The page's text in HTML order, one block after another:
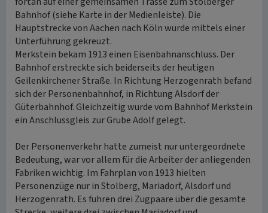
Bahnhof (siehe Karte in der Medienleiste). Die
Hauptstrecke von Aachen nach Köln wurde mittels einer
Unterführung gekreuzt.
Merkstein bekam 1913 einen Eisenbahnanschluss. Der
Bahnhof erstreckte sich beiderseits der heutigen
Geilenkirchener Straße. In Richtung Herzogenrath befand
sich der Personenbahnhof, in Richtung Alsdorf der
Güterbahnhof. Gleichzeitig wurde vom Bahnhof Merkstein
ein Anschlussgleis zur Grube Adolf gelegt.
Der Personenverkehr hatte zumeist nur untergeordnete
Bedeutung, war vor allem für die Arbeiter der anliegenden
Fabriken wichtig. Im Fahrplan von 1913 hielten
Personenzüge nur in Stolberg, Mariadorf, Alsdorf und
Herzogenrath. Es fuhren drei Zugpaare über die gesamte